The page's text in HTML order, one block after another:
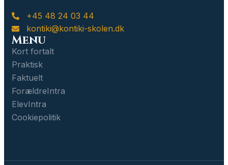
+45 48 24 03 44
kontiki@kontiki-skolen.dk
Menu
Kort fortalt
Praktisk
Faktuelt
ForældreIntra
ElevIntra
Cookiepolitik